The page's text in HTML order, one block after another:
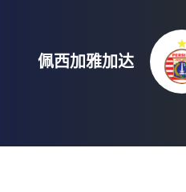
佩西加雅加达